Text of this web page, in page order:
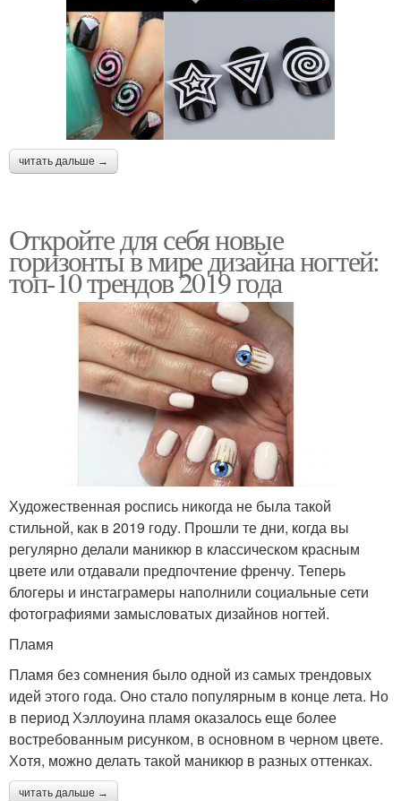
читать дальше →
Откройте для себя новые
горизонты в мире дизайна ногтей:
топ-10 трендов 2019 года
Художественная роспись никогда не была такой
стильной, как в 2019 году. Прошли те дни, когда вы
регулярно делали маникюр в классическом красным
цвете или отдавали предпочтение френчу. Теперь
блогеры и инстаграмеры наполнили социальные сети
фотографиями замысловатых дизайнов ногтей.
Пламя
Пламя без сомнения было одной из самых трендовых
идей этого года. Оно стало популярным в конце лета. Но
в период Хэллоуина пламя оказалось еще более
востребованным рисунком, в основном в черном цвете.
Хотя, можно делать такой маникюр в разных оттенках.
читать дальше →